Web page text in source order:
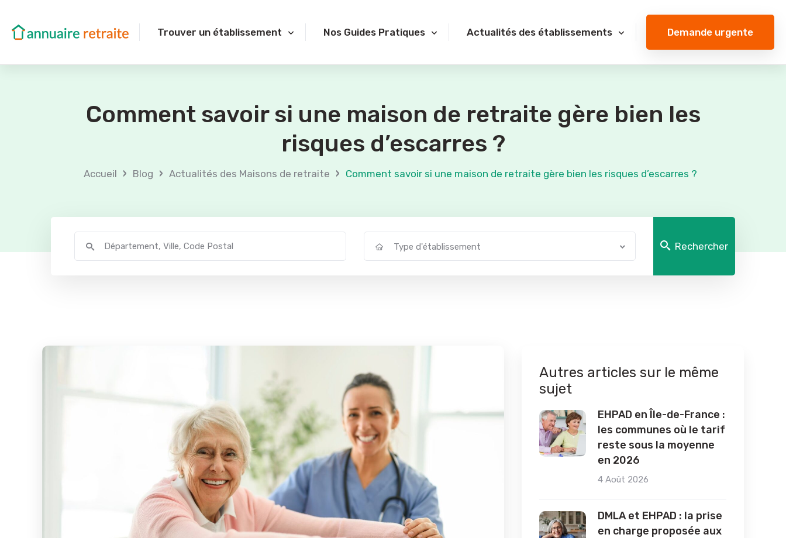
Trouver un établissement Nos Guides Pratiques Actualités des établissements Demande urgente
Comment savoir si une maison de retraite gère bien les
risques d’escarres ?
Accueil › Blog › Actualités des Maisons de retraite › Comment savoir si une maison de retraite gère bien les risques d’escarres ?
Type d'établissement Rechercher
Autres articles sur le même
sujet
EHPAD en Île-de-France :
les communes où le tarif
reste sous la moyenne
en 2026
4 Août 2026
DMLA et EHPAD : la prise
en charge proposée aux